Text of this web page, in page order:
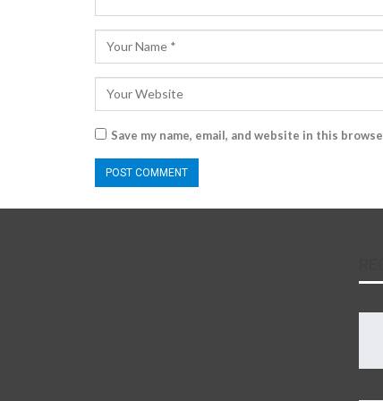
Save my name, email, and website in this